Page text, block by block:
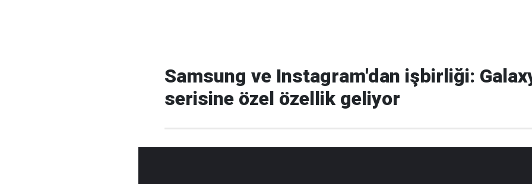
Samsung ve Instagram'dan işbirliği:
serisine özel özellik geliyor